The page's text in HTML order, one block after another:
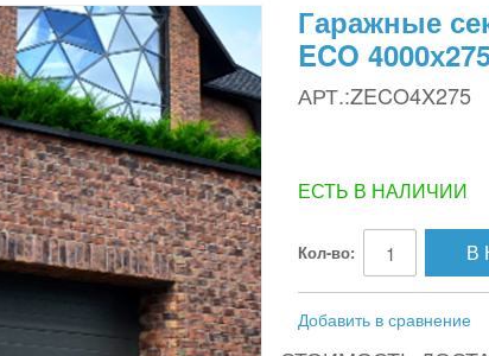
Гаражные
ECO
АРТ.:ZECO4X275
ЕСТЬ В НАЛИЧИИ
Кол-во: В
Добавить в сравнение